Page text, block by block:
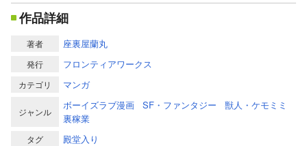
作品詳細
著者 座裏屋蘭丸
発行 フロンティアワークス
カテゴリ マンガ
ジャンル
ボーイズラブ漫画 SF・ファンタジー
獣人・ケモミミ
裏稼業
タグ 殿堂入り